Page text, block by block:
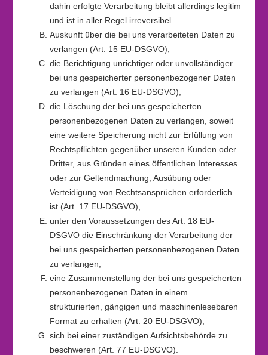
dahin erfolgte Verarbeitung bleibt allerdings legitim
und ist in aller Regel irreversibel.
Auskunft über die bei uns verarbeiteten Daten zu
verlangen (Art. 15 EU-DSGVO),
die Berichtigung unrichtiger oder unvollständiger
bei uns gespeicherter personenbezogener Daten
zu verlangen (Art. 16 EU-DSGVO),
die Löschung der bei uns gespeicherten
personenbezogenen Daten zu verlangen, soweit
eine weitere Speicherung nicht zur Erfüllung von
Rechtspflichten gegenüber unseren Kunden oder
Dritter, aus Gründen eines öffentlichen Interesses
oder zur Geltendmachung, Ausübung oder
Verteidigung von Rechtsansprüchen erforderlich
ist (Art. 17 EU-DSGVO),
unter den Voraussetzungen des Art. 18 EU-
DSGVO die Einschränkung der Verarbeitung der
bei uns gespeicherten personenbezogenen Daten
zu verlangen,
eine Zusammenstellung der bei uns gespeicherten
personenbezogenen Daten in einem
strukturierten, gängigen und maschinenlesebaren
Format zu erhalten (Art. 20 EU-DSGVO),
sich bei einer zuständigen Aufsichtsbehörde zu
beschweren (Art. 77 EU-DSGVO).